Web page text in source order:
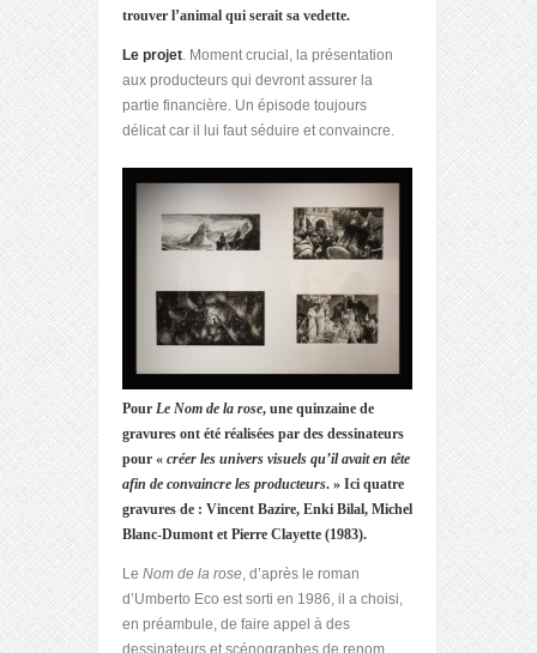
trouver l’animal qui serait sa vedette.
Le projet. Moment crucial, la présentation
aux producteurs qui devront assurer la
partie financière. Un épisode toujours
délicat car il lui faut séduire et convaincre.
Pour Le Nom de la rose, une quinzaine de
gravures ont été réalisées par des dessinateurs
pour « créer les univers visuels qu’il avait en tête
afin de convaincre les producteurs. » Ici quatre
gravures de : Vincent Bazire, Enki Bilal, Michel
Blanc-Dumont et Pierre Clayette (1983).
Le Nom de la rose, d’après le roman
d’Umberto Eco est sorti en 1986, il a choisi,
en préambule, de faire appel à des
dessinateurs et scénographes de renom